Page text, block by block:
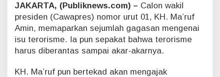
m
i
n
k
a
G
JAKARTA, (Publiknews.com) – Calon wakil
presiden (Cawapres) nomor urut 01, KH. Ma’ruf
Amin, memaparkan sejumlah gagasan mengenai
isu terorisme. Ia pun sepakat bahwa terorisme
harus diberantas sampai akar-akarnya.
KH. Ma’ruf pun bertekad akan mengajak